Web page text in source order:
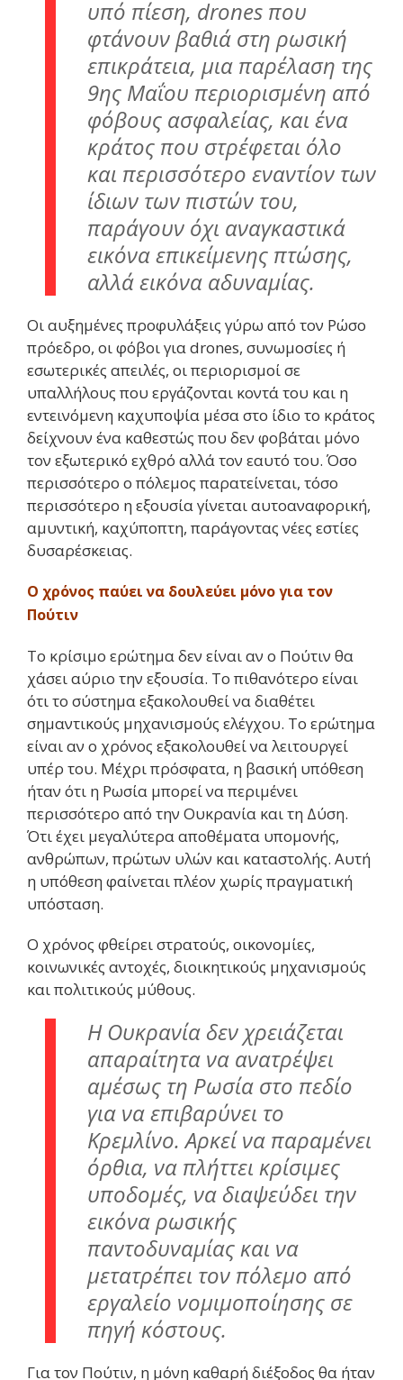
υπό πίεση, drones που
φτάνουν βαθιά στη ρωσική
επικράτεια, μια παρέλαση της
9ης Μαΐου περιορισμένη από
φόβους ασφαλείας, και ένα
κράτος που στρέφεται όλο
και περισσότερο εναντίον των
ίδιων των πιστών του,
παράγουν όχι αναγκαστικά
εικόνα επικείμενης πτώσης,
αλλά εικόνα αδυναμίας.
Οι αυξημένες προφυλάξεις γύρω από τον Ρώσο
πρόεδρο, οι φόβοι για drones, συνωμοσίες ή
εσωτερικές απειλές, οι περιορισμοί σε
υπαλλήλους που εργάζονται κοντά του και η
εντεινόμενη καχυποψία μέσα στο ίδιο το κράτος
δείχνουν ένα καθεστώς που δεν φοβάται μόνο
τον εξωτερικό εχθρό αλλά τον εαυτό του. Όσο
περισσότερο ο πόλεμος παρατείνεται, τόσο
περισσότερο η εξουσία γίνεται αυτοαναφορική,
αμυντική, καχύποπτη, παράγοντας νέες εστίες
δυσαρέσκειας.
Ο χρόνος παύει να δουλεύει μόνο για τον
Πούτιν
Το κρίσιμο ερώτημα δεν είναι αν ο Πούτιν θα
χάσει αύριο την εξουσία. Το πιθανότερο είναι
ότι το σύστημα εξακολουθεί να διαθέτει
σημαντικούς μηχανισμούς ελέγχου. Το ερώτημα
είναι αν ο χρόνος εξακολουθεί να λειτουργεί
υπέρ του. Μέχρι πρόσφατα, η βασική υπόθεση
ήταν ότι η Ρωσία μπορεί να περιμένει
περισσότερο από την Ουκρανία και τη Δύση.
Ότι έχει μεγαλύτερα αποθέματα υπομονής,
ανθρώπων, πρώτων υλών και καταστολής. Αυτή
η υπόθεση φαίνεται πλέον χωρίς πραγματική
υπόσταση.
Ο χρόνος φθείρει στρατούς, οικονομίες,
κοινωνικές αντοχές, διοικητικούς μηχανισμούς
και πολιτικούς μύθους.
Η Ουκρανία δεν χρειάζεται
απαραίτητα να ανατρέψει
αμέσως τη Ρωσία στο πεδίο
για να επιβαρύνει το
Κρεμλίνο. Αρκεί να παραμένει
όρθια, να πλήττει κρίσιμες
υποδομές, να διαψεύδει την
εικόνα ρωσικής
παντοδυναμίας και να
μετατρέπει τον πόλεμο από
εργαλείο νομιμοποίησης σε
πηγή κόστους.
Για τον Πούτιν, η μόνη καθαρή διέξοδος θα ήταν